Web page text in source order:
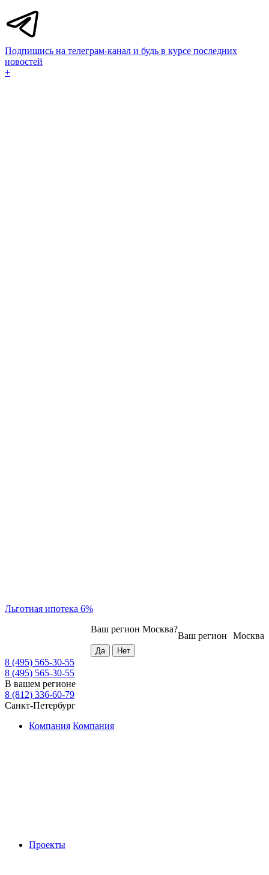
Подпишись на телеграм-канал и будь в курсе последних
новостей
+
Льготная ипотека 6%
Москва
Ваш регион
Ваш регион Москва?
8 (495) 565-30-55
8 (495) 565-30-55
В вашем регионе
8 (812) 336-60-79
Санкт-Петербург
Компания Компания
Проекты